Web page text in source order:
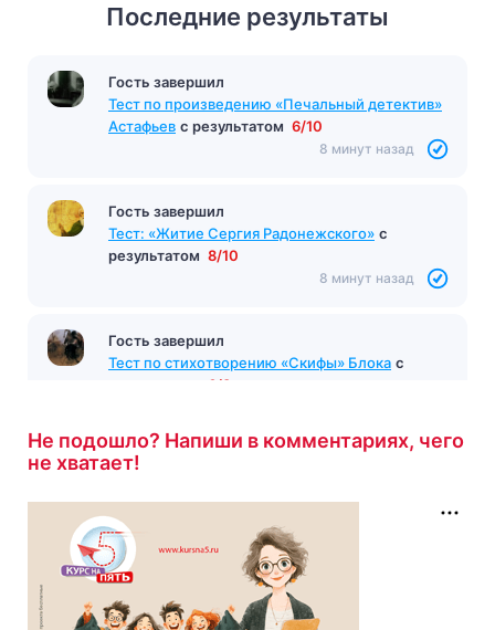
Последние результаты
Гость завершил
Тест по произведению «Печальный детектив»
Астафьев с результатом 6/10
8 минут назад
Гость завершил
Тест: «Житие Сергия Радонежского» с
результатом 8/10
8 минут назад
Гость завершил
Тест по стихотворению «Скифы» Блока с
6/8
Не подошло? Напиши в комментариях, чего
не хватает!